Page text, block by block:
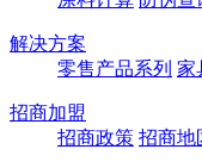
解决方案
零售产品系列 家
招商加盟
招商政策 招商地